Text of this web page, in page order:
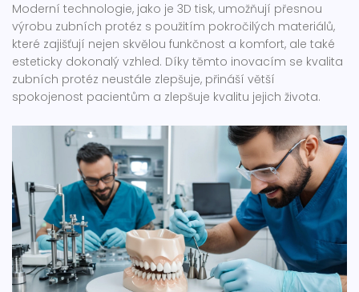
Moderní technologie, jako je 3D tisk, umožňují přesnou
výrobu zubních protéz s použitím pokročilých materiálů,
které zajišťují nejen skvělou funkčnost a komfort, ale také
esteticky dokonalý vzhled. Díky těmto inovacím se kvalita
zubních protéz neustále zlepšuje, přináší větší
spokojenost pacientům a zlepšuje kvalitu jejich života.